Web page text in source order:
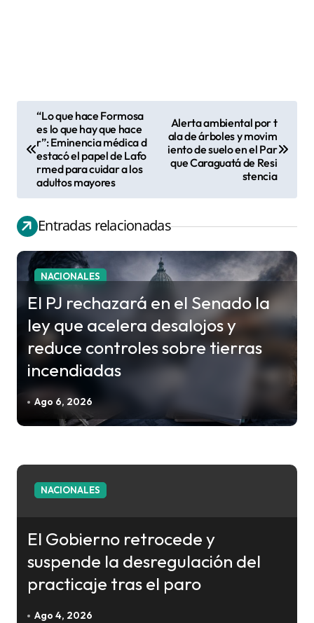
a
c
t
a
“Lo que hace Formosa
es lo que hay que hace
r”: Eminencia médica d
estacó el papel de Lafo
rmed para cuidar a los
adultos mayores
Alerta ambiental por t
ala de árboles y movim
iento de suelo en el Par
que Caraguatá de Resi
stencia
Entradas relacionadas
NACIONALES
El PJ rechazará en el Senado la
ley que acelera desalojos y
reduce controles sobre tierras
incendiadas
Ago 6, 2026
NACIONALES
El Gobierno retrocede y
suspende la desregulación del
practicaje tras el paro
Ago 4, 2026